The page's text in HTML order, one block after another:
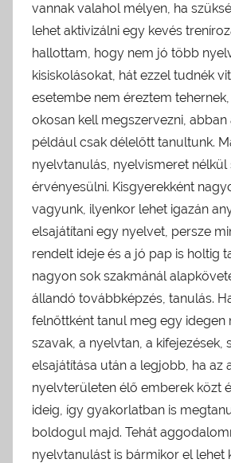
vannak valahol mélyen, ha
lehet aktivizálni egy kevés
hallottam, hogy nem jó több
kisiskolásokat, hát ezzel tudnék
esetembe nem éreztem
okosan kell megszervezni, abban
például csak délelőtt tanultunk.
nyelvtanulás, nyelvismeret nélkül
érvényesülni. Kisgyerekként
vagyunk, ilyenkor lehet igazán
elsajátítani egy nyelvet, persze
rendelt ideje és a jó pap is holtig
nagyon sok szakmánál
állandó továbbképzés, tanulás.
felnőttként tanul meg egy idegen
szavak, a nyelvtan, a kifejezések,
elsajátítása után a legjobb, ha az
nyelvterületen élő emberek közt
ideig, így gyakorlatban is
boldogul majd. Tehát
nyelvtanulást is bármikor el lehet